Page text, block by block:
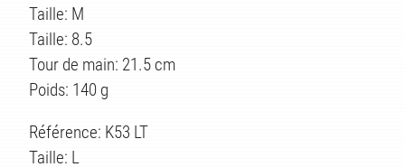
Taille: M
Taille: 8.5
Tour de main: 21.5 cm
Poids: 140 g
Référence: K53 LT
Taille: L